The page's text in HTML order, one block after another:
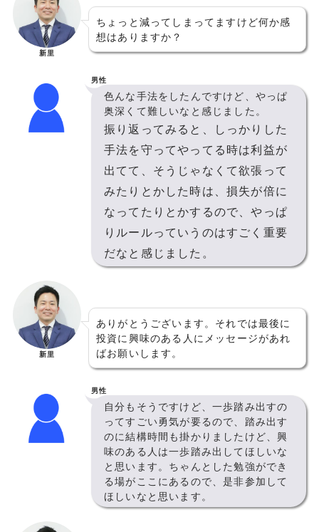
新里
ちょっと減ってしまってますけど何か感
想はありますか？
男性
色んな手法をしたんですけど、やっぱ
奥深くて難しいなと感じました。
振り返ってみると、しっかりした
手法を守ってやってる時は利益が
出てて、そうじゃなくて欲張って
みたりとかした時は、損失が倍に
なってたりとかするので、やっぱ
りルールっていうのはすごく重要
だなと感じました。
新里
ありがとうございます。それでは最後に
投資に興味のある人にメッセージがあれ
ばお願いします。
男性
自分もそうですけど、一歩踏み出すの
ってすごい勇気が要るので、踏み出す
のに結構時間も掛かりましたけど、興
味のある人は一歩踏み出してほしいな
と思います。ちゃんとした勉強ができ
る場がここにあるので、是非参加して
ほしいなと思います。